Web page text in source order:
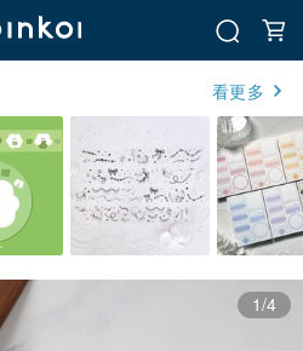
看更多
1/4